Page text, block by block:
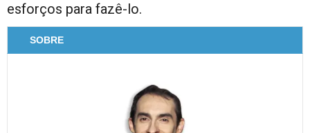
esforços para fazê-lo.
SOBRE